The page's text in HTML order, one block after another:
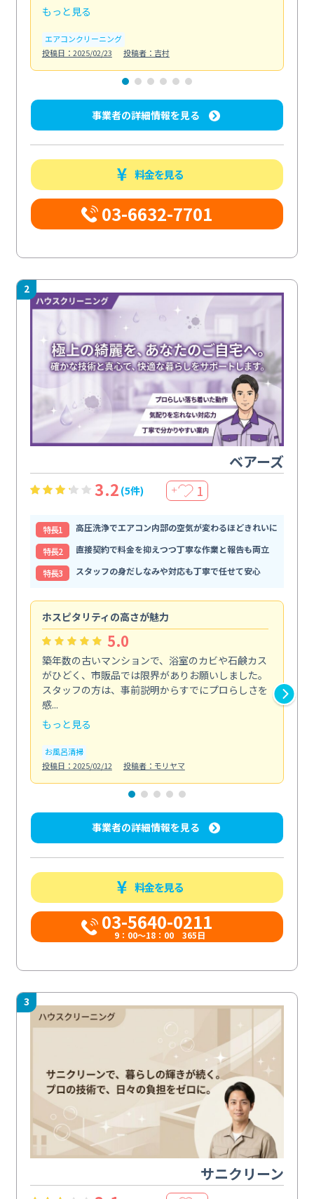
もっと見る
エアコンクリーニング
投稿日：2025/02/23
投稿者：吉村
事業者の詳細情報を見る
料金を見る
03-6632-7701
2
ベアーズ
3.2 (5件) ＋ 1
特⻑1
高圧洗浄でエアコン内部の空気が変わるほどきれいに
特⻑2
直接契約で料金を抑えつつ丁寧な作業と報告も両立
特⻑3
スタッフの身だしなみや対応も丁寧で任せて安心
ホスピタリティの高さが魅力
5.0
築年数の古いマンションで、浴室のカビや石鹸カス
がひどく、市販品では限界がありお願いしました。
スタッフの方は、事前説明からすでにプロらしさを
感...
もっと見る
お風呂清掃
投稿日：2025/02/12
投稿者：モリヤマ
事業者の詳細情報を見る
料金を見る
03-5640-0211
9：00～18：00 365日
3
サニクリーン